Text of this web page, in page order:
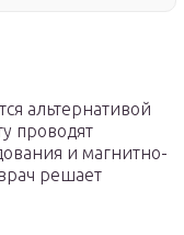
альтернативой
проводят
и магнитно-
решает